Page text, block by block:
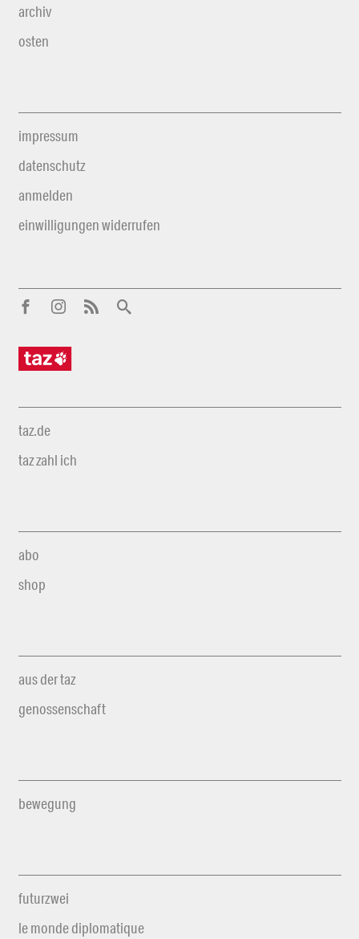
archiv
osten
impressum
datenschutz
anmelden
einwilligungen widerrufen
taz.de
taz zahl ich
abo
shop
aus der taz
genossenschaft
bewegung
futurzwei
le monde diplomatique